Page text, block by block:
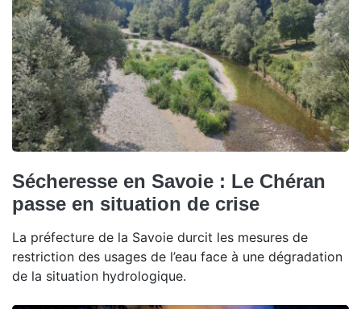
Sécheresse en Savoie : Le Chéran
passe en situation de crise
La préfecture de la Savoie durcit les mesures de
restriction des usages de l’eau face à une dégradation
de la situation hydrologique.